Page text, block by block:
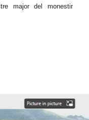
major del monestir